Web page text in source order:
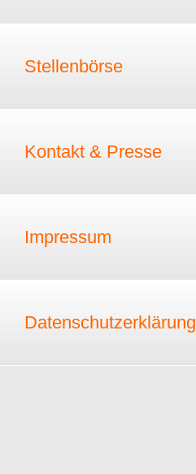
Stellenbörse
Kontakt & Presse
Impressum
Datenschutzerklärung